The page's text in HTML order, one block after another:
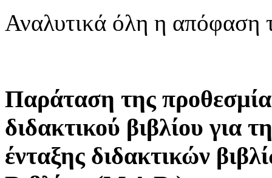
Αναλυτικά όλη η
Παράταση της
διδακτικού βιβλίου για
ένταξης διδακτικών